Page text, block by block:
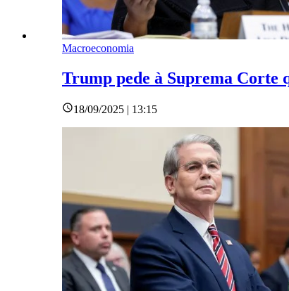
Macroeconomia
Trump pede à Suprema Corte
18/09/2025 | 13:15